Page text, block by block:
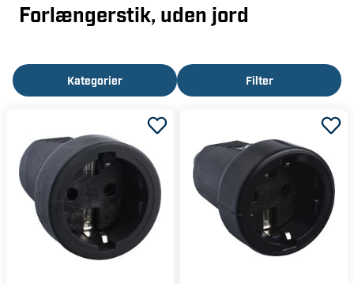
Forlængerstik, uden jord
Kategorier Filter